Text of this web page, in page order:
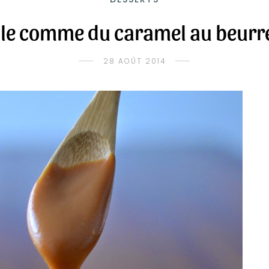
comme du caramel au
28 AOÛT 2014